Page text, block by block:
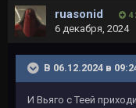
ruasonid 4
6 декабря, 2024
В 06.12.2024 в
И Вьяго с Теей